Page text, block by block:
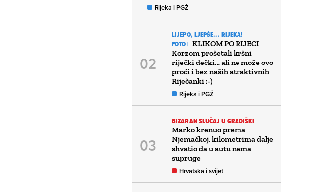
Rijeka i PGŽ
LIJEPO, LJEPŠE... RIJEKA!
FOTO | KLIKOM PO RIJECI
Korzom prošetali kršni
riječki dečki… ali ne može ovo
proći i bez naših atraktivnih
Riječanki :-)
Rijeka i PGŽ
BIZARAN SLUČAJ U GRADIŠKI
Marko krenuo prema
Njemačkoj, kilometrima dalje
shvatio da u autu nema
supruge
Hrvatska i svijet